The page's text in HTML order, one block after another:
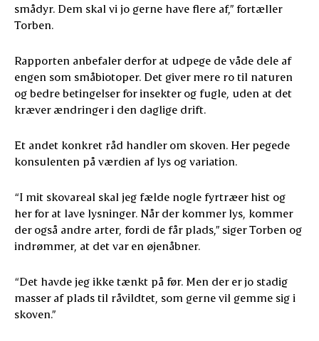
smådyr. Dem skal vi jo gerne have flere af,” fortæller
Torben.
Rapporten anbefaler derfor at udpege de våde dele af
engen som småbiotoper. Det giver mere ro til naturen
og bedre betingelser for insekter og fugle, uden at det
kræver ændringer i den daglige drift.
Et andet konkret råd handler om skoven. Her pegede
konsulenten på værdien af lys og variation.
“I mit skovareal skal jeg fælde nogle fyrtræer hist og
her for at lave lysninger. Når der kommer lys, kommer
der også andre arter, fordi de får plads,” siger Torben og
indrømmer, at det var en øjenåbner.
“Det havde jeg ikke tænkt på før. Men der er jo stadig
masser af plads til råvildtet, som gerne vil gemme sig i
skoven.”